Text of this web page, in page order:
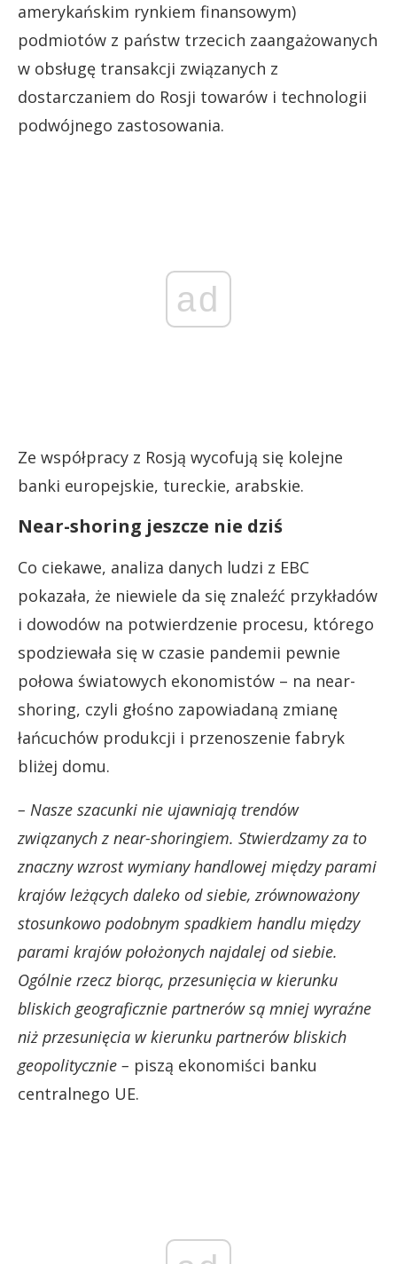
amerykańskim rynkiem finansowym)
podmiotów z państw trzecich zaangażowanych
w obsługę transakcji związanych z
dostarczaniem do Rosji towarów i technologii
podwójnego zastosowania.
ad
Ze współpracy z Rosją wycofują się kolejne
banki europejskie, tureckie, arabskie.
Near-shoring jeszcze nie dziś
Co ciekawe, analiza danych ludzi z EBC
pokazała, że niewiele da się znaleźć przykładów
i dowodów na potwierdzenie procesu, którego
spodziewała się w czasie pandemii pewnie
połowa światowych ekonomistów – na near-
shoring, czyli głośno zapowiadaną zmianę
łańcuchów produkcji i przenoszenie fabryk
bliżej domu.
– Nasze szacunki nie ujawniają trendów
związanych z near-shoringiem. Stwierdzamy za to
znaczny wzrost wymiany handlowej między parami
krajów leżących daleko od siebie, zrównoważony
stosunkowo podobnym spadkiem handlu między
parami krajów położonych najdalej od siebie.
Ogólnie rzecz biorąc, przesunięcia w kierunku
bliskich geograficznie partnerów są mniej wyraźne
niż przesunięcia w kierunku partnerów bliskich
geopolitycznie – piszą ekonomiści banku
centralnego UE.